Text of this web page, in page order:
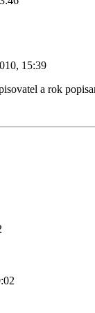
15:39
a rok